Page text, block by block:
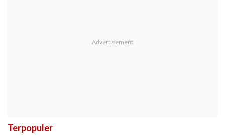
Terpopuler